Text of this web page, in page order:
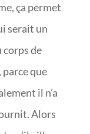
ça permet
serait un
corps de
parce que
il n’a
Alors